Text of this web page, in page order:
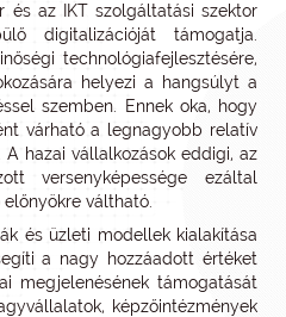
az IKT szolgáltatási szektor
digitalizációját támogatja.
technológiafejlesztésére,
helyezi a hangsúlyt a
szemben. Ennek oka, hogy
várható a legnagyobb relatív
A hazai vállalkozások eddigi, az
versenyképessége ezáltal
váltható.
és üzleti modellek kialakítása
a nagy hozzáadott értéket
megjelenésének támogatását
képzőintézmények